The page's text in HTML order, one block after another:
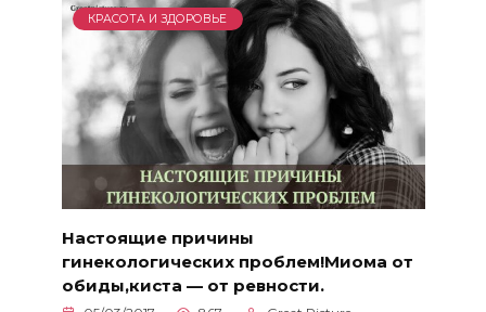
КРАСОТА И ЗДОРОВЬЕ
Настоящие причины
гинекологических проблем!Миома от
обиды,киста — от ревности.